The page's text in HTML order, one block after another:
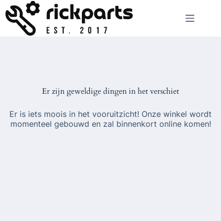
naar
de
inhoud
Er zijn geweldige dingen in het verschiet
Er is iets moois in het vooruitzicht! Onze winkel wordt
momenteel gebouwd en zal binnenkort online komen!